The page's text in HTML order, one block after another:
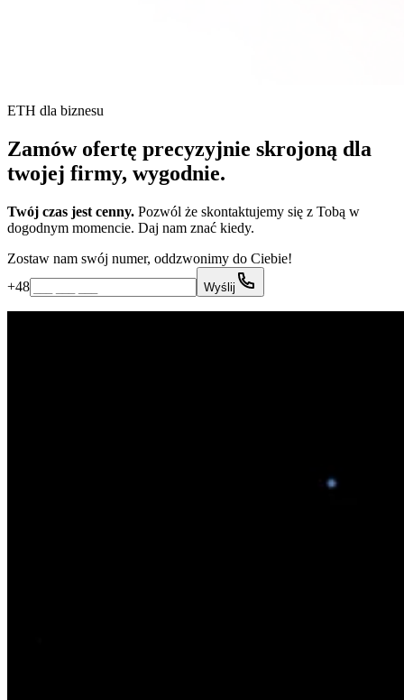
ETH dla biznesu
Zamów ofertę precyzyjnie skrojoną dla
twojej firmy, wygodnie.
Twój czas jest cenny. Pozwól że skontaktujemy się z Tobą w
dogodnym momencie. Daj nam znać kiedy.
Zostaw nam swój numer, oddzwonimy do Ciebie!
+48
Wyślij